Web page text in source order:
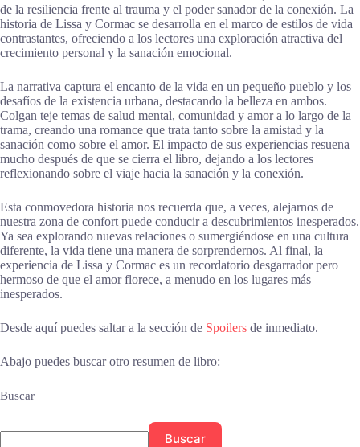
de la resiliencia frente al trauma y el poder sanador de la conexión. La
historia de Lissa y Cormac se desarrolla en el marco de estilos de vida
contrastantes, ofreciendo a los lectores una exploración atractiva del
crecimiento personal y la sanación emocional.
La narrativa captura el encanto de la vida en un pequeño pueblo y los
desafíos de la existencia urbana, destacando la belleza en ambos.
Colgan teje temas de salud mental, comunidad y amor a lo largo de la
trama, creando una romance que trata tanto sobre la amistad y la
sanación como sobre el amor. El impacto de sus experiencias resuena
mucho después de que se cierra el libro, dejando a los lectores
reflexionando sobre el viaje hacia la sanación y la conexión.
Esta conmovedora historia nos recuerda que, a veces, alejarnos de
nuestra zona de confort puede conducir a descubrimientos inesperados.
Ya sea explorando nuevas relaciones o sumergiéndose en una cultura
diferente, la vida tiene una manera de sorprendernos. Al final, la
experiencia de Lissa y Cormac es un recordatorio desgarrador pero
hermoso de que el amor florece, a menudo en los lugares más
inesperados.
Desde aquí puedes saltar a la sección de Spoilers de inmediato.
Abajo puedes buscar otro resumen de libro:
Buscar
Buscar